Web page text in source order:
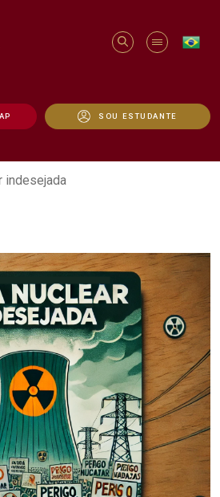
SOU ESTUDANTE
- Unicap
indesejada